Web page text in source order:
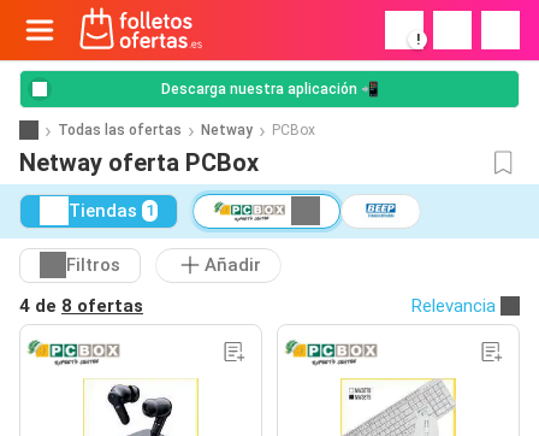
!
Descarga nuestra aplicación 📲
Todas las ofertas Netway PCBox
Netway oferta PCBox
Tiendas 1
Filtros
Añadir
4 de 8 ofertas Relevancia